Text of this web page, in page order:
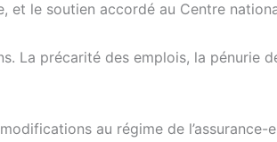
et le soutien accordé au Centre
La précarité des emplois, la pénurie
au régime de